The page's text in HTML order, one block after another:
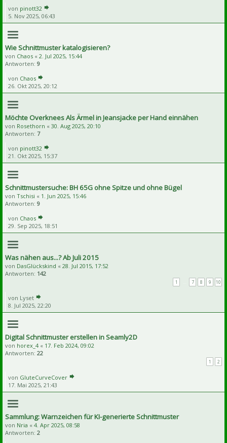
von pinott32
5. Nov 2025, 06:43
Wie Schnittmuster katalogisieren?
von Chaos « 2. Jul 2025, 15:44
Antworten: 9
von Chaos
26. Okt 2025, 20:12
Möchte Overknees Als Ärmel in Jeansjacke per Hand einnähen
von Rosethorn « 30. Aug 2025, 20:10
Antworten: 7
von pinott32
21. Okt 2025, 15:37
Schnittmustersuche: BH 65G ohne Spitze und ohne Bügel
von Tschisi « 1. Jun 2025, 15:46
Antworten: 9
von Chaos
29. Sep 2025, 18:51
Was nähen aus...? Ab Juli 2015
von DasGlückskind « 28. Jul 2015, 17:52
Antworten: 142
1 7 8 9 10
von Lyset
8. Jul 2025, 22:20
Digital Schnittmuster erstellen in Seamly2D
von horex_4 « 17. Feb 2024, 09:02
Antworten: 22
1 2
von GluteCurveCover
17. Mai 2025, 21:43
Sammlung: Warnzeichen für KI-generierte Schnittmuster
von Nria « 4. Apr 2025, 08:58
Antworten: 2